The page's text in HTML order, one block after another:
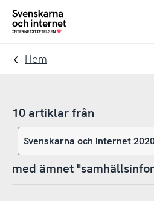
Till
navigation
Till
innehåll
To
Hem
10 artiklar från
med ämnet